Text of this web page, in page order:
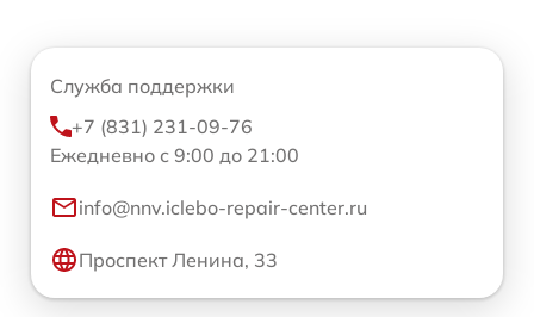
Служба поддержки
+7 (831) 231-09-76
Ежедневно с 9:00 до 21:00
info@nnv.iclebo-repair-center.ru
Проспект Ленина, 33